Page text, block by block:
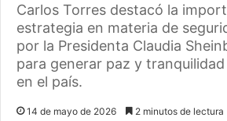
Carlos Torres destacó la
estrategia en materia de
por la Presidenta Claudia
para generar paz y
en el país.
14 de mayo de 2026 2 minutos de lectura